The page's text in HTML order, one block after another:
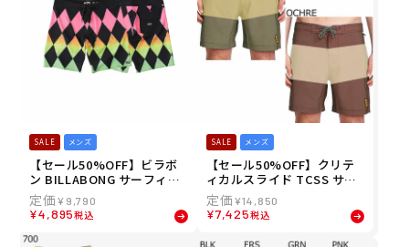
SALE メンズ
【セール50%OFF】ビラボ
ン BILLABONG サーフィン
サーフ 水着 ボードショーツ
トランクス 海パン SUNDAY
S AIRLITE BD011526 メン
ズ 男性
¥ 9,790
¥4,895税込
SALE メンズ
【セール50%OFF】クリテ
ィカルスライド TCSS サー
フィン サーフ 水着 ボードシ
ョーツ トランクス 海パン S
URFFIXED-WAIST BOARDS
HORT BS2363 メンズ 男性
¥14,850
¥7,425税込